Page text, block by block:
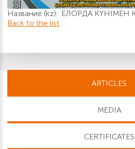
Название (kz): ЕЛОРДА
Back to the list
ARTICLES
MEDIA
CERTIFICATES